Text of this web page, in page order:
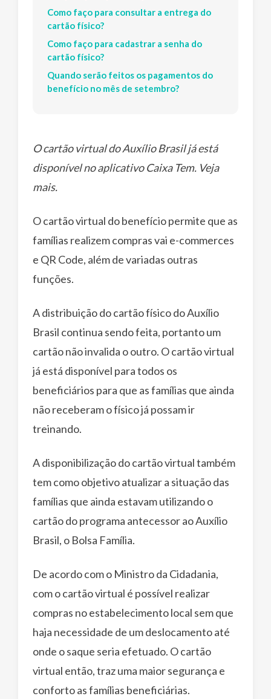
Como faço para consultar a entrega do
cartão físico?
Como faço para cadastrar a senha do
cartão físico?
Quando serão feitos os pagamentos do
benefício no mês de setembro?
O cartão virtual do Auxílio Brasil já está
disponível no aplicativo Caixa Tem. Veja
mais.
O cartão virtual do benefício permite que as
famílias realizem compras vai e-commerces
e QR Code, além de variadas outras
funções.
A distribuição do cartão físico do Auxílio
Brasil continua sendo feita, portanto um
cartão não invalida o outro. O cartão virtual
já está disponível para todos os
beneficiários para que as famílias que ainda
não receberam o físico já possam ir
treinando.
A disponibilização do cartão virtual também
tem como objetivo atualizar a situação das
famílias que ainda estavam utilizando o
cartão do programa antecessor ao Auxílio
Brasil, o Bolsa Família.
De acordo com o Ministro da Cidadania,
com o cartão virtual é possível realizar
compras no estabelecimento local sem que
haja necessidade de um deslocamento até
onde o saque seria efetuado. O cartão
virtual então, traz uma maior segurança e
conforto as famílias beneficiárias.